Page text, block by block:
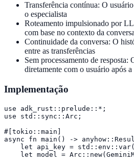
Transferência contínua: O
o especialista
Roteamento impulsionado por
com base no contexto da
Continuidade da conversa: O
entre as transferências
Sem processamento de resposta:
diretamente com o usuário após
Implementação
use adk_rust::prelude::*;
use std::sync::Arc;
#[tokio::main]
async fn main() ->
let api_key =
let model =